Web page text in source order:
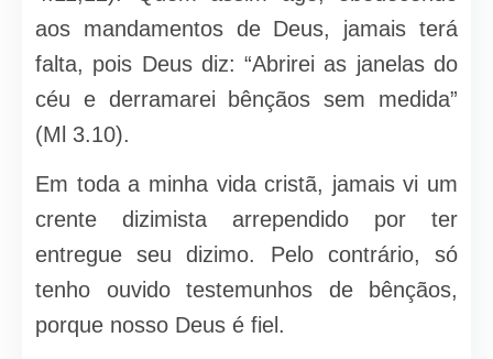
aos mandamentos de Deus, jamais terá
falta, pois Deus diz: “Abrirei as janelas do
céu e derramarei bênçãos sem medida”
(Ml 3.10).
Em toda a minha vida cristã, jamais vi um
crente dizimista arrependido por ter
entregue seu dizimo. Pelo contrário, só
tenho ouvido testemunhos de bênçãos,
porque nosso Deus é fiel.